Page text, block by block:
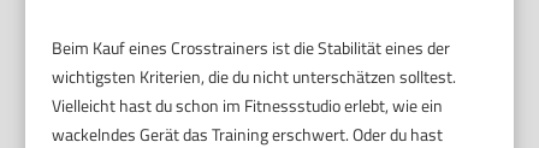
Beim Kauf eines Crosstrainers ist die Stabilität eines der
wichtigsten Kriterien, die du nicht unterschätzen solltest.
Vielleicht hast du schon im Fitnessstudio erlebt, wie ein
wackelndes Gerät das Training erschwert. Oder du hast